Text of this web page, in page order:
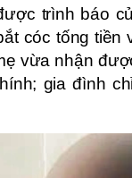
trình báo
cóc tống
vừa nhận
gia đình